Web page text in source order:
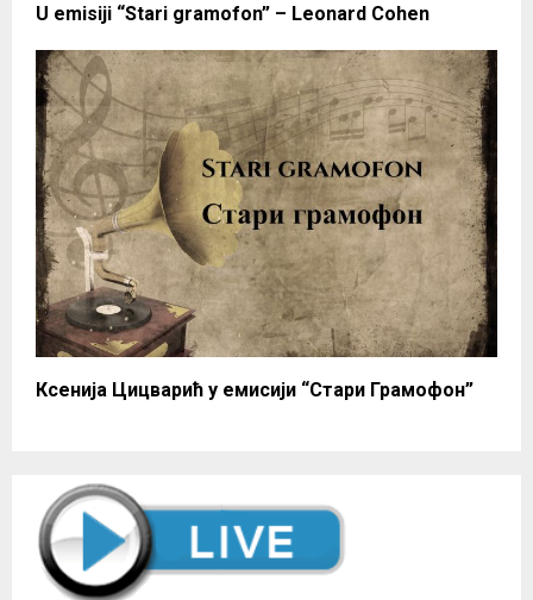
U emisiji “Stari gramofon” – Leonard Cohen
Ксенија Цицварић у емисији “Стари Грамофон”